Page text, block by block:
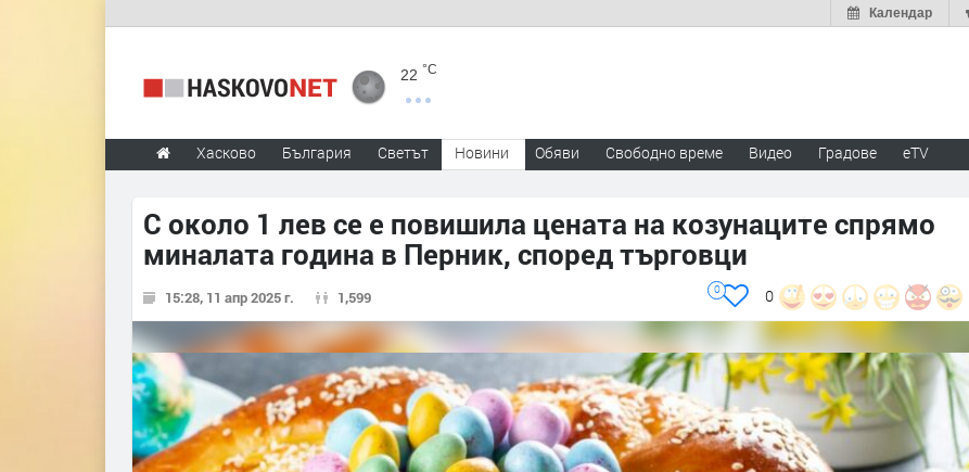
Календар
22 °C
Хасково България Светът Новини Обяви Свободно време Видео Градове eTV
С около 1 лев се е повишила цената на козунаците спрямо
миналата година в Перник, според търговци
15:28, 11 апр 2025 г. 1,599 0
0